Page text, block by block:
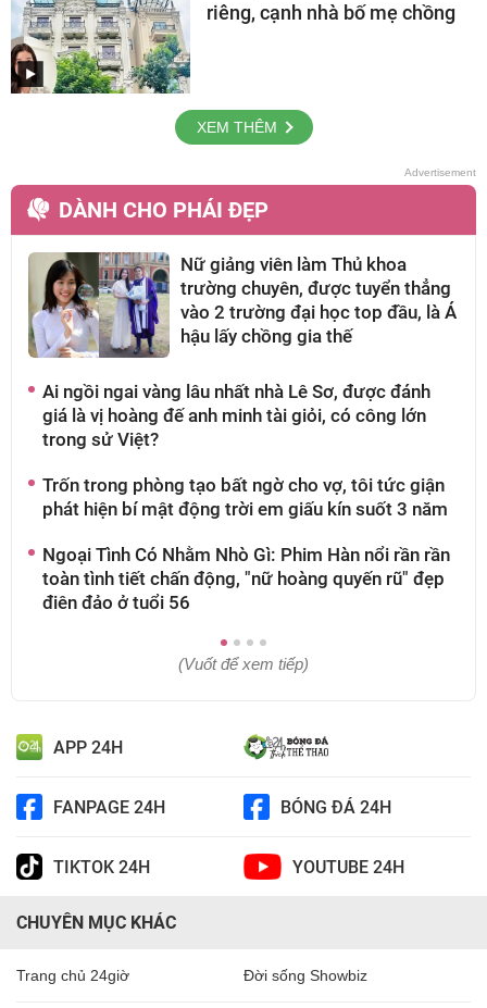
riêng, cạnh nhà bố mẹ chồng
XEM THÊM
DÀNH CHO PHÁI ĐẸP
Nữ giảng viên làm Thủ khoa
trường chuyên, được tuyển thẳng
vào 2 trường đại học top đầu, là Á
hậu lấy chồng gia thế
Ai ngồi ngai vàng lâu nhất nhà Lê Sơ, được đánh
giá là vị hoàng đế anh minh tài giỏi, có công lớn
trong sử Việt?
Trốn trong phòng tạo bất ngờ cho vợ, tôi tức giận
phát hiện bí mật động trời em giấu kín suốt 3 năm
Ngoại Tình Có Nhằm Nhò Gì: Phim Hàn nổi rần rần
toàn tình tiết chấn động, "nữ hoàng quyến rũ" đẹp
điên đảo ở tuổi 56
(Vuốt để xem tiếp)
APP 24H
FANPAGE 24H BÓNG ĐÁ 24H
TIKTOK 24H YOUTUBE 24H
CHUYÊN MỤC KHÁC
Trang chủ 24giờ Đời sống Showbiz